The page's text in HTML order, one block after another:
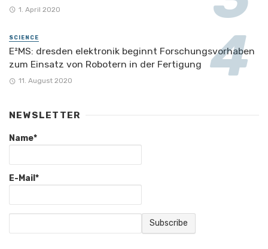
1. April 2020
SCIENCE
E²MS: dresden elektronik beginnt Forschungsvorhaben
zum Einsatz von Robotern in der Fertigung
11. August 2020
NEWSLETTER
Name*
E-Mail*